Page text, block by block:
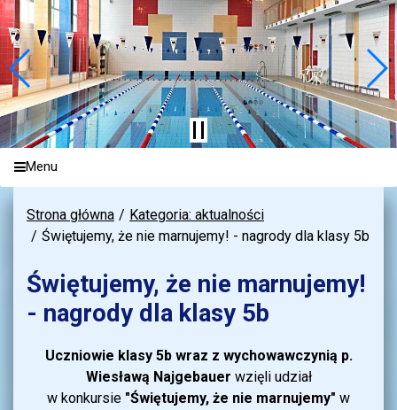
Menu
Strona główna
Kategoria: aktualności
Świętujemy, że nie marnujemy! - nagrody dla klasy 5b
Świętujemy, że nie marnujemy!
- nagrody dla klasy 5b
Uczniowie klasy 5b wraz z wychowawczynią p.
Wiesławą Najgebauer wzięli udział
w konkursie "Świętujemy, że nie marnujemy" w